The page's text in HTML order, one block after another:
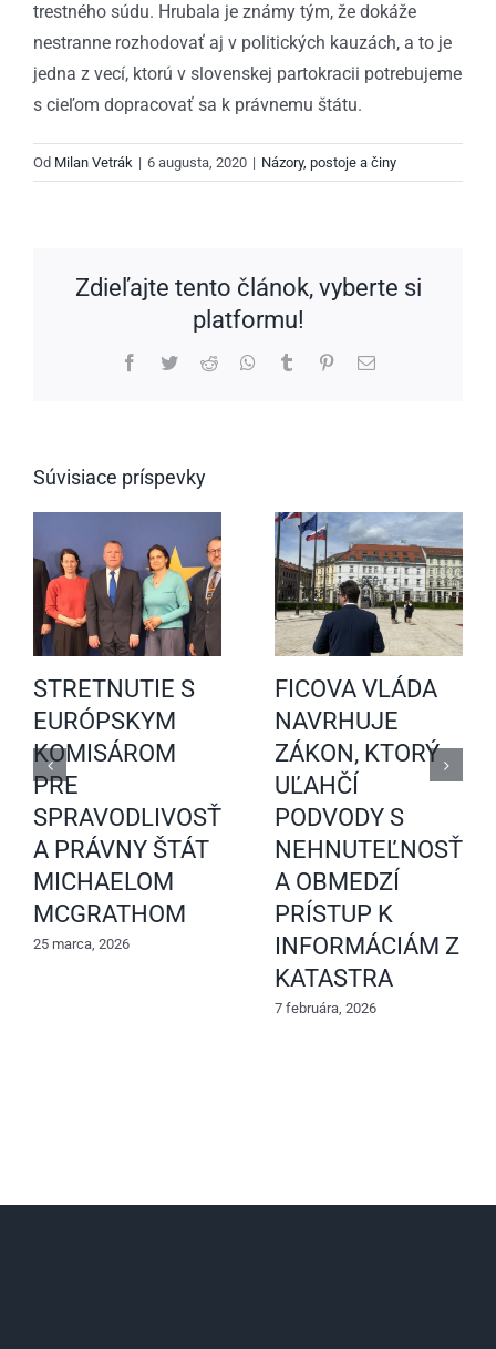
trestného súdu. Hrubala je známy tým, že dokáže
nestranne rozhodovať aj v politických kauzách, a to je
jedna z vecí, ktorú v slovenskej partokracii potrebujeme
s cieľom dopracovať sa k právnemu štátu.
Od Milan Vetrák | 6 augusta, 2020 | Názory, postoje a činy
Zdieľajte tento článok, vyberte si
platformu!
Facebook
TwitterReddit WhatsApp
Tumblr PinterestEmail
Súvisiace príspevky
STRETNUTIE S
EURÓPSKYM
KOMISÁROM
PRE
SPRAVODLIVOSŤ
A PRÁVNY ŠTÁT
MICHAELOM
MCGRATHOM
25 marca, 2026
FICOVA VLÁDA
NAVRHUJE
ZÁKON, KTORÝ
UĽAHČÍ
PODVODY S
A OBMEDZÍ
PRÍSTUP K
INFORMÁCIÁM Z
KATASTRA
7 februára, 2026